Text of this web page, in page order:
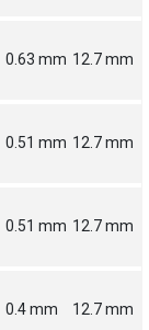
0.63 mm 12.7 mm
0.51 mm 12.7 mm
0.51 mm 12.7 mm
0.4 mm 12.7 mm